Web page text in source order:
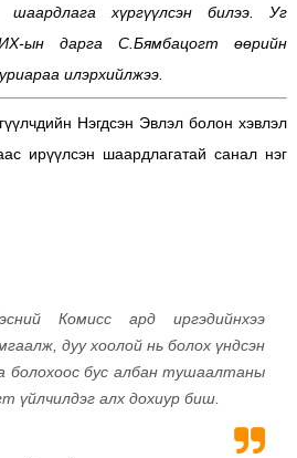
хүргүүлсэн билээ. Уг
ын дарга С.Бямбацогт өөрийн
илэрхийлжээ.
Нэгдсэн Эвлэл болон хэвлэл
ирүүлсэн шаардлагатай санал нэг
Комисс ард иргэдийнхээ
дуу хоолой нь болох үндсэн
болохоос бус албан тушаалтаны
үйлчилдэг алх дохиур биш.